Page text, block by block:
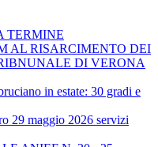
TERMINE
AL RISARCIMENTO DEI
DI VERONA
in estate: 30 gradi e
29 maggio 2026 servizi